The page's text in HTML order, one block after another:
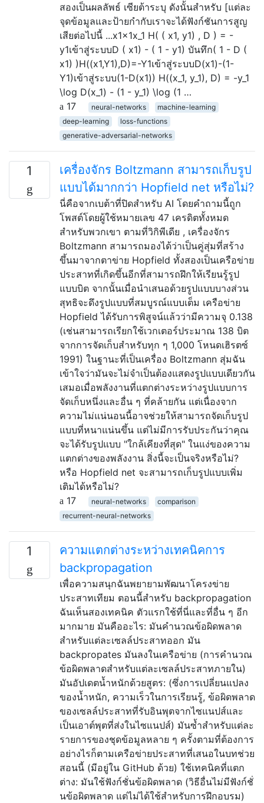
สองเป็นผลลัพธ์ เซียต้าระบุ ดังนั้นสำหรับ [แต่ละ
จุดข้อมูลและป้ายกำกับเราจะได้ฟังก์ชันการสูญ
เสียต่อไปนี้ ...x1x1x_1 H( ( x1, y1) , D ) = -
y1เข้าสู่ระบบD ( x1) - ( 1 - y1) บันทึก( 1 - D (
x1) )H((x1,Y1),D)=-Y1เข้าสู่ระบบ⁡D(x1)-(1-
Y1)เข้าสู่ระบบ⁡(1-D(x1)) H((x_1, y_1), D) = -y_1
\log D(x_1) - (1 - y_1) \log (1 …
17
neural-networks
machine-learning
deep-learning
loss-functions
generative-adversarial-networks
1
เครื่องจักร Boltzmann สามารถเก็บรูป
แบบได้มากกว่า Hopfield net หรือไม่?
นี่คือจากเบต้าที่ปิดสำหรับ AI โดยคำถามนี้ถูก
โพสต์โดยผู้ใช้หมายเลข 47 เครดิตทั้งหมด
สำหรับพวกเขา ตามที่วิกิพีเดีย , เครื่องจักร
Boltzmann สามารถมองได้ว่าเป็นคู่สุ่มที่สร้าง
ขึ้นมาจากตาข่าย Hopfield ทั้งสองเป็นเครือข่าย
ประสาทที่เกิดขึ้นอีกที่สามารถฝึกให้เรียนรู้รูป
แบบบิต จากนั้นเมื่อนำเสนอด้วยรูปแบบบางส่วน
สุทธิจะดึงรูปแบบที่สมบูรณ์แบบเต็ม เครือข่าย
Hopfield ได้รับการพิสูจน์แล้วว่ามีความจุ 0.138
(เช่นสามารถเรียกใช้เวกเตอร์ประมาณ 138 บิต
จากการจัดเก็บสำหรับทุก ๆ 1,000 โหนดเฮิรตซ์
1991) ในฐานะที่เป็นเครื่อง Boltzmann สุ่มฉัน
เข้าใจว่ามันจะไม่จำเป็นต้องแสดงรูปแบบเดียวกัน
เสมอเมื่อพลังงานที่แตกต่างระหว่างรูปแบบการ
จัดเก็บหนึ่งและอื่น ๆ ที่คล้ายกัน แต่เนื่องจาก
ความไม่แน่นอนนี้อาจช่วยให้สามารถจัดเก็บรูป
แบบที่หนาแน่นขึ้น แต่ไม่มีการรับประกันว่าคุณ
จะได้รับรูปแบบ "ใกล้เคียงที่สุด" ในแง่ของความ
แตกต่างของพลังงาน สิ่งนี้จะเป็นจริงหรือไม่?
หรือ Hopfield net จะสามารถเก็บรูปแบบเพิ่ม
เติมได้หรือไม่?
17
neural-networks
comparison
recurrent-neural-networks
1
ความแตกต่างระหว่างเทคนิคการ
backpropagation
เพื่อความสนุกฉันพยายามพัฒนาโครงข่าย
ประสาทเทียม ตอนนี้สำหรับ backpropagation
ฉันเห็นสองเทคนิค ตัวแรกใช้ที่นี่และที่อื่น ๆ อีก
มากมาย มันคืออะไร: มันคำนวณข้อผิดพลาด
สำหรับแต่ละเซลล์ประสาทออก มัน
backpropates มันลงในเครือข่าย (การคำนวณ
ข้อผิดพลาดสำหรับแต่ละเซลล์ประสาทภายใน)
มันอัปเดตน้ำหนักด้วยสูตร: (ซึ่งการเปลี่ยนแปลง
ของน้ำหนัก, ความเร็วในการเรียนรู้, ข้อผิดพลาด
ของเซลล์ประสาทที่รับอินพุตจากไซแนปส์และ
เป็นเอาต์พุตที่ส่งในไซแนปส์) มันซ้ำสำหรับแต่ละ
รายการของชุดข้อมูลหลาย ๆ ครั้งตามที่ต้องการ
อย่างไรก็ตามเครือข่ายประสาทที่เสนอในบทช่วย
สอนนี้ (มีอยู่ใน GitHub ด้วย) ใช้เทคนิคที่แตก
ต่าง: มันใช้ฟังก์ชั่นข้อผิดพลาด (วิธีอื่นไม่มีฟังก์ชั่
นข้อผิดพลาด แต่ไม่ได้ใช้สำหรับการฝึกอบรม)